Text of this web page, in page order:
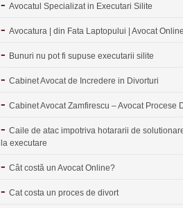
Avocatul Specializat in Executari Silite
Avocatura | din Fata Laptopului | Avocat Online
Bunuri nu pot fi supuse executarii silite
Cabinet Avocat de Incredere in Divorturi
Cabinet Avocat Zamfirescu – Avocat Procese
Caile de atac impotriva hotararii de
la executare
Cât costă un Avocat Online?
Cat costa un proces de divort